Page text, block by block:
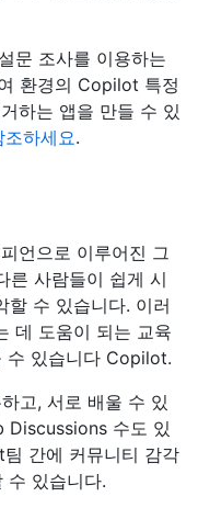
문 조사를 이용하는
환경의 Copilot 특정
하는 앱을 만들 수 있
하세요.
언으로 이루어진 그
른 사람들이 쉽게 시
할 수 있습니다. 이러
데 도움이 되는 교육
수 있습니다 Copilot.
고, 서로 배울 수 있
Discussions 수도 있
간에 커뮤니티 감각
수 있습니다.